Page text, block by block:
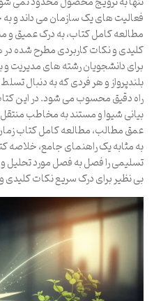
فعالیت های یک سازمان می داند و به
مطالعه کامل کتاب، به درک عمیق و
کلیدی و نکات کاربردی مطرح شده
برای دانشجویان رشته های مدیریت و
بلندپرواز و هر فردی که به دنبال
راه دقیق محسوب می شود. در این
بیانی شیوا و مستند به مخاطب
عمق مطالب، مطالعه کامل کتاب
به مثابه یک راهنمای جامع، خلاصه
تسلیمی را فصل به فصل مورد تحلیل
بی نظیر برای درک سریع نکات کلیدی